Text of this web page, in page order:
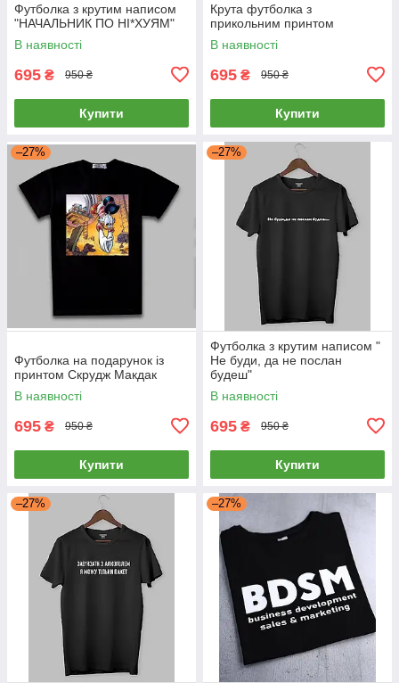
Футболка з крутим написом
"НАЧАЛЬНИК ПО НІ*ХУЯМ"
В наявності
695 ₴ 950 ₴
Купити
Крута футболка з
прикольним принтом
В наявності
695 ₴ 950 ₴
Купити
–27%
Футболка на подарунок із
принтом Скрудж Макдак
В наявності
695 ₴ 950 ₴
Купити
–27%
Футболка з крутим написом "
Не буди, да не послан
будеш"
В наявності
695 ₴ 950 ₴
Купити
–27% –27%